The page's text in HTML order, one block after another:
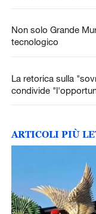
Non solo Grande
tecnologico
La retorica sulla
condivide
ARTICOLI PIÙ